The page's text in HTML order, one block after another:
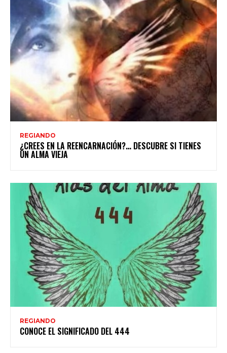
REGIANDO
¿CREES EN LA REENCARNACIÓN?… DESCUBRE SI TIENES
UN ALMA VIEJA
REGIANDO
CONOCE EL SIGNIFICADO DEL 444